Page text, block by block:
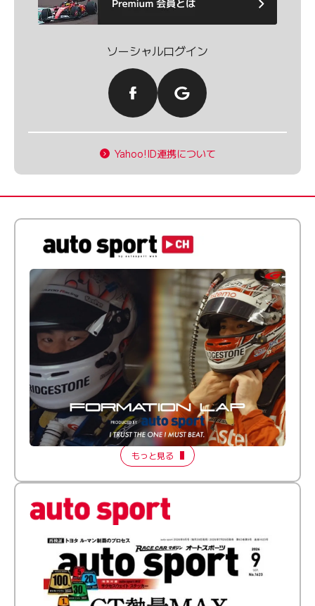
ソーシャルログイン
Yahoo!ID連携について
倒す相手を、信じてる。小林利徠斗 × 野村勇斗
【FORMATION LAP Produced by auto sport】
2026 Episode 2
もっと見る